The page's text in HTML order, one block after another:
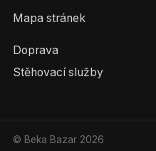
Mapa stránek
Doprava
Stěhovací služby
© Beka Bazar 2026